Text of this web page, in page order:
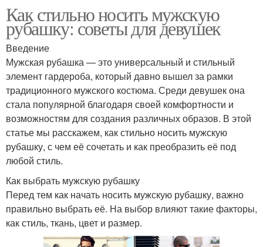
Как стильно носить мужскую
рубашку: советы для девушек
Введение
Мужская рубашка — это универсальный и стильный
элемент гардероба, который давно вышел за рамки
традиционного мужского костюма. Среди девушек она
стала популярной благодаря своей комфортности и
возможностям для создания различных образов. В этой
статье мы расскажем, как стильно носить мужскую
рубашку, с чем её сочетать и как преобразить её под
любой стиль.
Как выбрать мужскую рубашку
Перед тем как начать носить мужскую рубашку, важно
правильно выбрать её. На выбор влияют такие факторы,
как стиль, ткань, цвет и размер.